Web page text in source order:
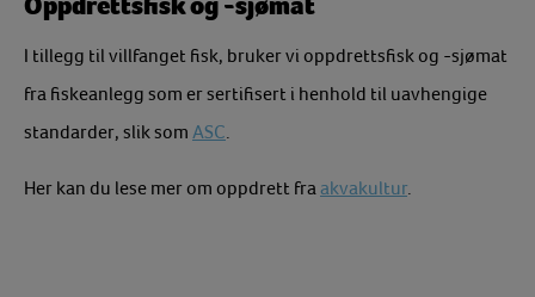
I tillegg til villfanget fisk, bruker vi oppdrettsfisk og -sjømat
fra fiskeanlegg som er sertifisert i henhold til uavhengige
standarder, slik som ASC.
Her kan du lese mer om oppdrett fra akvakultur.